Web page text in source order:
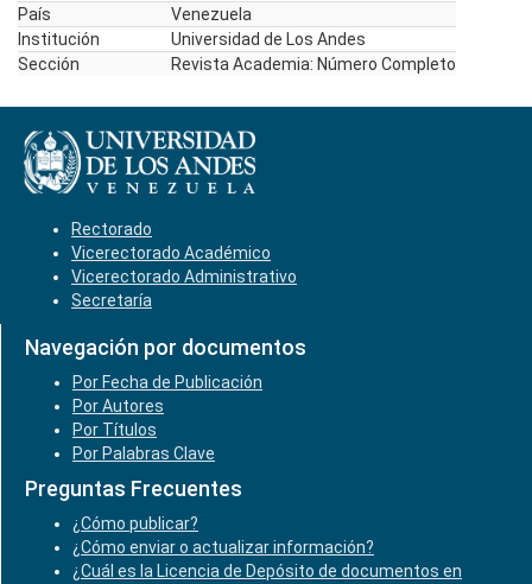
País
Venezuela
Institución
Universidad de Los Andes
Sección
Revista Academia: Número Completo
Rectorado
Vicerectorado Académico
Vicerectorado Administrativo
Secretaría
Navegación por documentos
Por Fecha de Publicación
Por Autores
Por Títulos
Por Palabras Clave
Preguntas Frecuentes
¿Cómo publicar?
¿Cómo enviar o actualizar información?
¿Cuál es la Licencia de Depósito de documentos en